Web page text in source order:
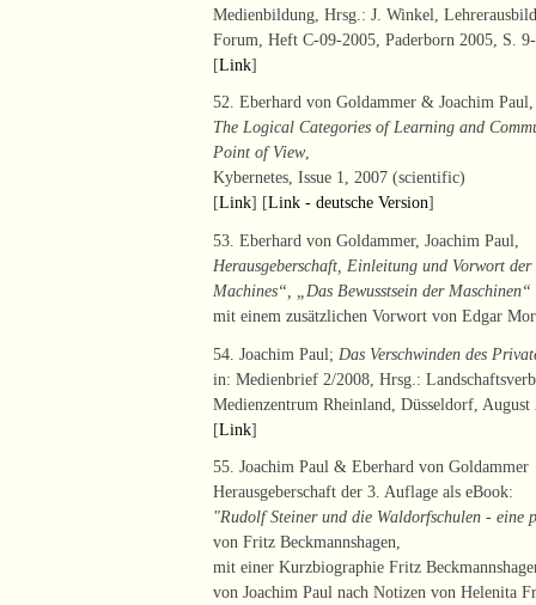
Medienbildung, Hrsg.: J. Winkel,
Forum, Heft C-09-2005, Paderborn 2005, S.
[Link]
52. Eberhard von Goldammer & Joachim Paul,
The Logical Categories of Learning and
Point of View,
Kybernetes, Issue 1, 2007 (scientific)
[Link] [Link - deutsche Version]
53. Eberhard von Goldammer, Joachim Paul,
Herausgeberschaft, Einleitung und Vorwort
Machines“, „Das Bewusstsein der
mit einem zusätzlichen Vorwort von Edgar
54. Joachim Paul; Das Verschwinden des
in: Medienbrief 2/2008, Hrsg.:
Medienzentrum Rheinland, Düsseldorf,
[Link]
55. Joachim Paul & Eberhard von Goldammer
Herausgeberschaft der 3. Auflage als eBook:
"Rudolf Steiner und die Waldorfschulen - eine
von Fritz Beckmannshagen,
mit einer Kurzbiographie Fritz
von Joachim Paul nach Notizen von Helenita